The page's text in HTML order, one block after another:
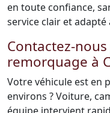
en toute confiance,
service clair et adapté
Contactez-
remorquage à
Votre véhicule est en
environs ? Voiture,